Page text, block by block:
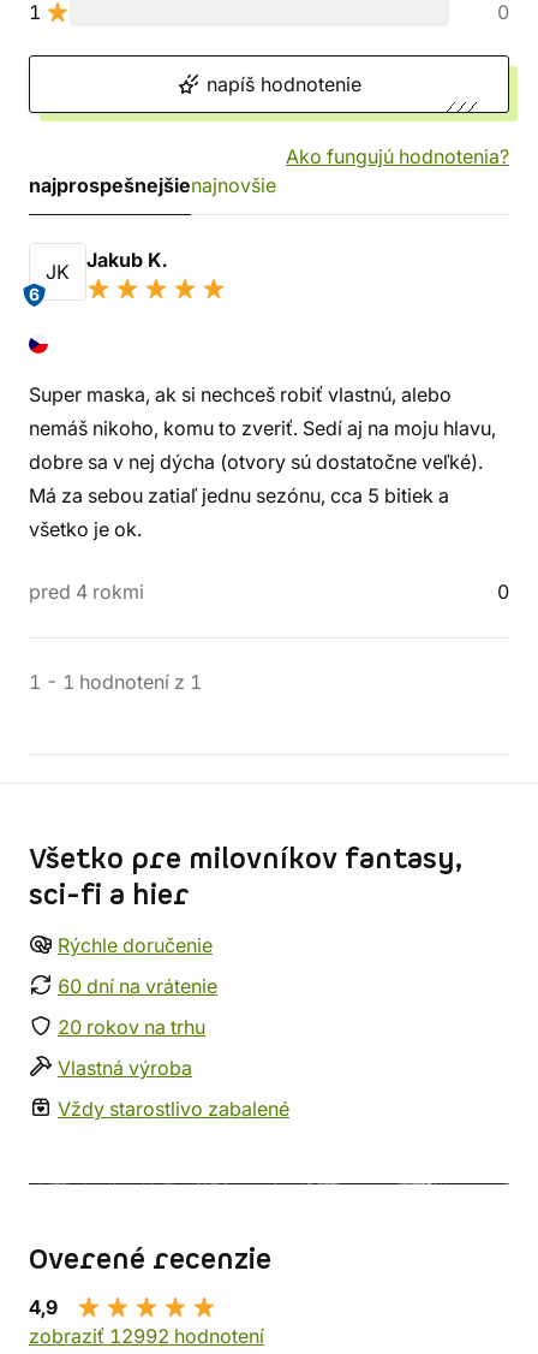
1 0
napíš hodnotenie
Ako fungujú hodnotenia?
najprospešnejšienajnovšie
JK
6
Jakub K.
Super maska, ak si nechceš robiť vlastnú, alebo
nemáš nikoho, komu to zveriť. Sedí aj na moju hlavu,
dobre sa v nej dýcha (otvory sú dostatočne veľké).
Má za sebou zatiaľ jednu sezónu, cca 5 bitiek a
všetko je ok.
pred 4 rokmi 0
1 - 1 hodnotení z 1
Všetko pre milovníkov fantasy,
sci-fi a hier
Rýchle doručenie
60 dní na vrátenie
20 rokov na trhu
Vlastná výroba
Vždy starostlivo zabalené
Overené recenzie
4,9
zobraziť 12992 hodnotení